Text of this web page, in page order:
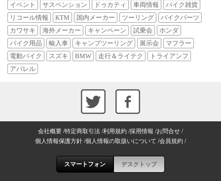
イベント
サスペンション ドゥカティ 車両情報
バイク雑貨
リコール情報
KTM 国内メーカー ツーリング
バイクパーツ
カワサキ
海外メーカー キャンペーン 試乗会
ホンダ
バイク用品
輸入車 キャンプツーリング 展示会
マフラー
電動バイク
スズキ BMW 走行＆ライテク
トライアンフ
アパレル
会社概要 特定商取引法 利用規約 採用情報 お問合せ
個人情報保護方針 個人情報の取扱いについて 会員規約
スマートフォン デスクトップ